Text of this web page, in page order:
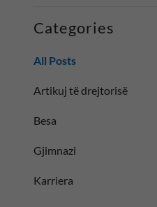
Categories
All Posts
Artikuj të drejtorisë
Besa
Gjimnazi
Karriera